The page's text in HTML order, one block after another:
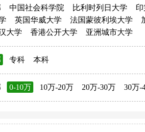
中国社会科学院 比利时列日大学
英国华威大学 法国蒙彼利埃大学
大学
香港公开大学 亚洲城市大学
专科 本科
0-10万 10万-20万 20万-30万 30万-